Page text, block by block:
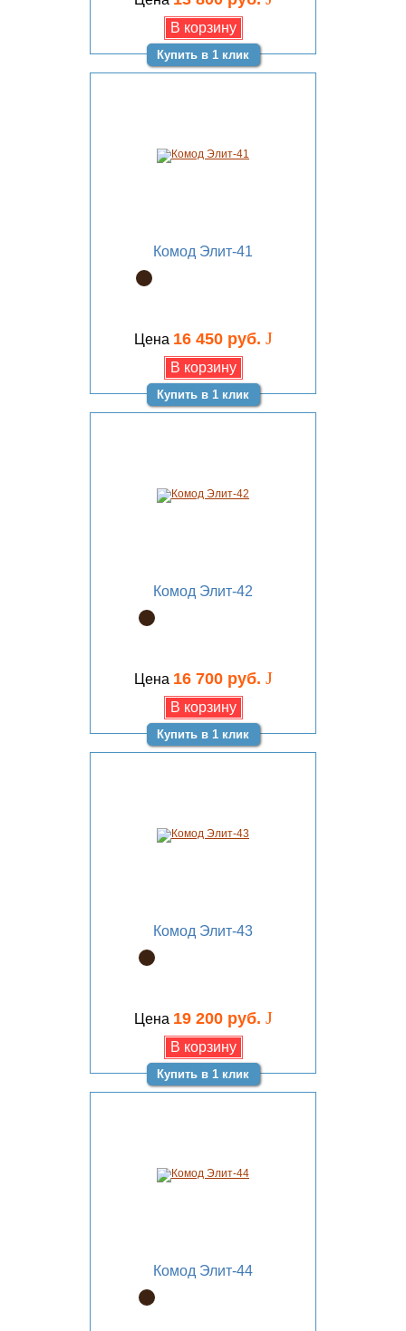
Купить в 1 клик
Комод Элит-41
Цена 16 450 руб. J
Купить в 1 клик
Комод Элит-42
Цена 16 700 руб. J
Купить в 1 клик
Комод Элит-43
Цена 19 200 руб. J
Купить в 1 клик
Комод Элит-44